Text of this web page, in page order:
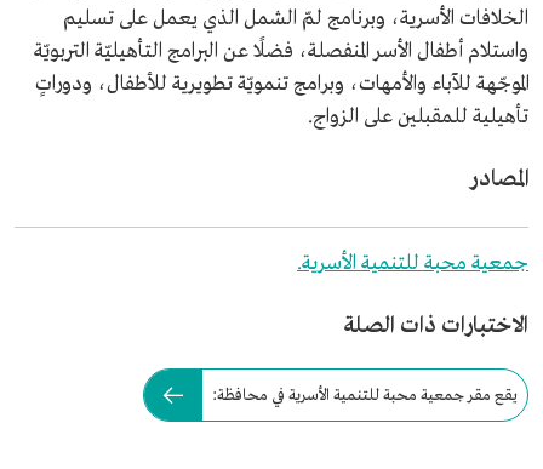
الخلافات الأسرية، وبرنامج لمّ الشمل الذي يعمل على تسليم
واستلام أطفال الأسر المنفصلة، فضلًا عن البرامج التأهيليّة التربويّة
الموجّهة للآباء والأمهات، وبرامج تنمويّة تطويرية للأطفال، ودوراتٍ
تأهيلية للمقبلين على الزواج.
المصادر
جمعية محبة للتنمية الأسرية.
الاختبارات ذات الصلة
يقع مقر جمعية محبة للتنمية الأسرية في محافظة: